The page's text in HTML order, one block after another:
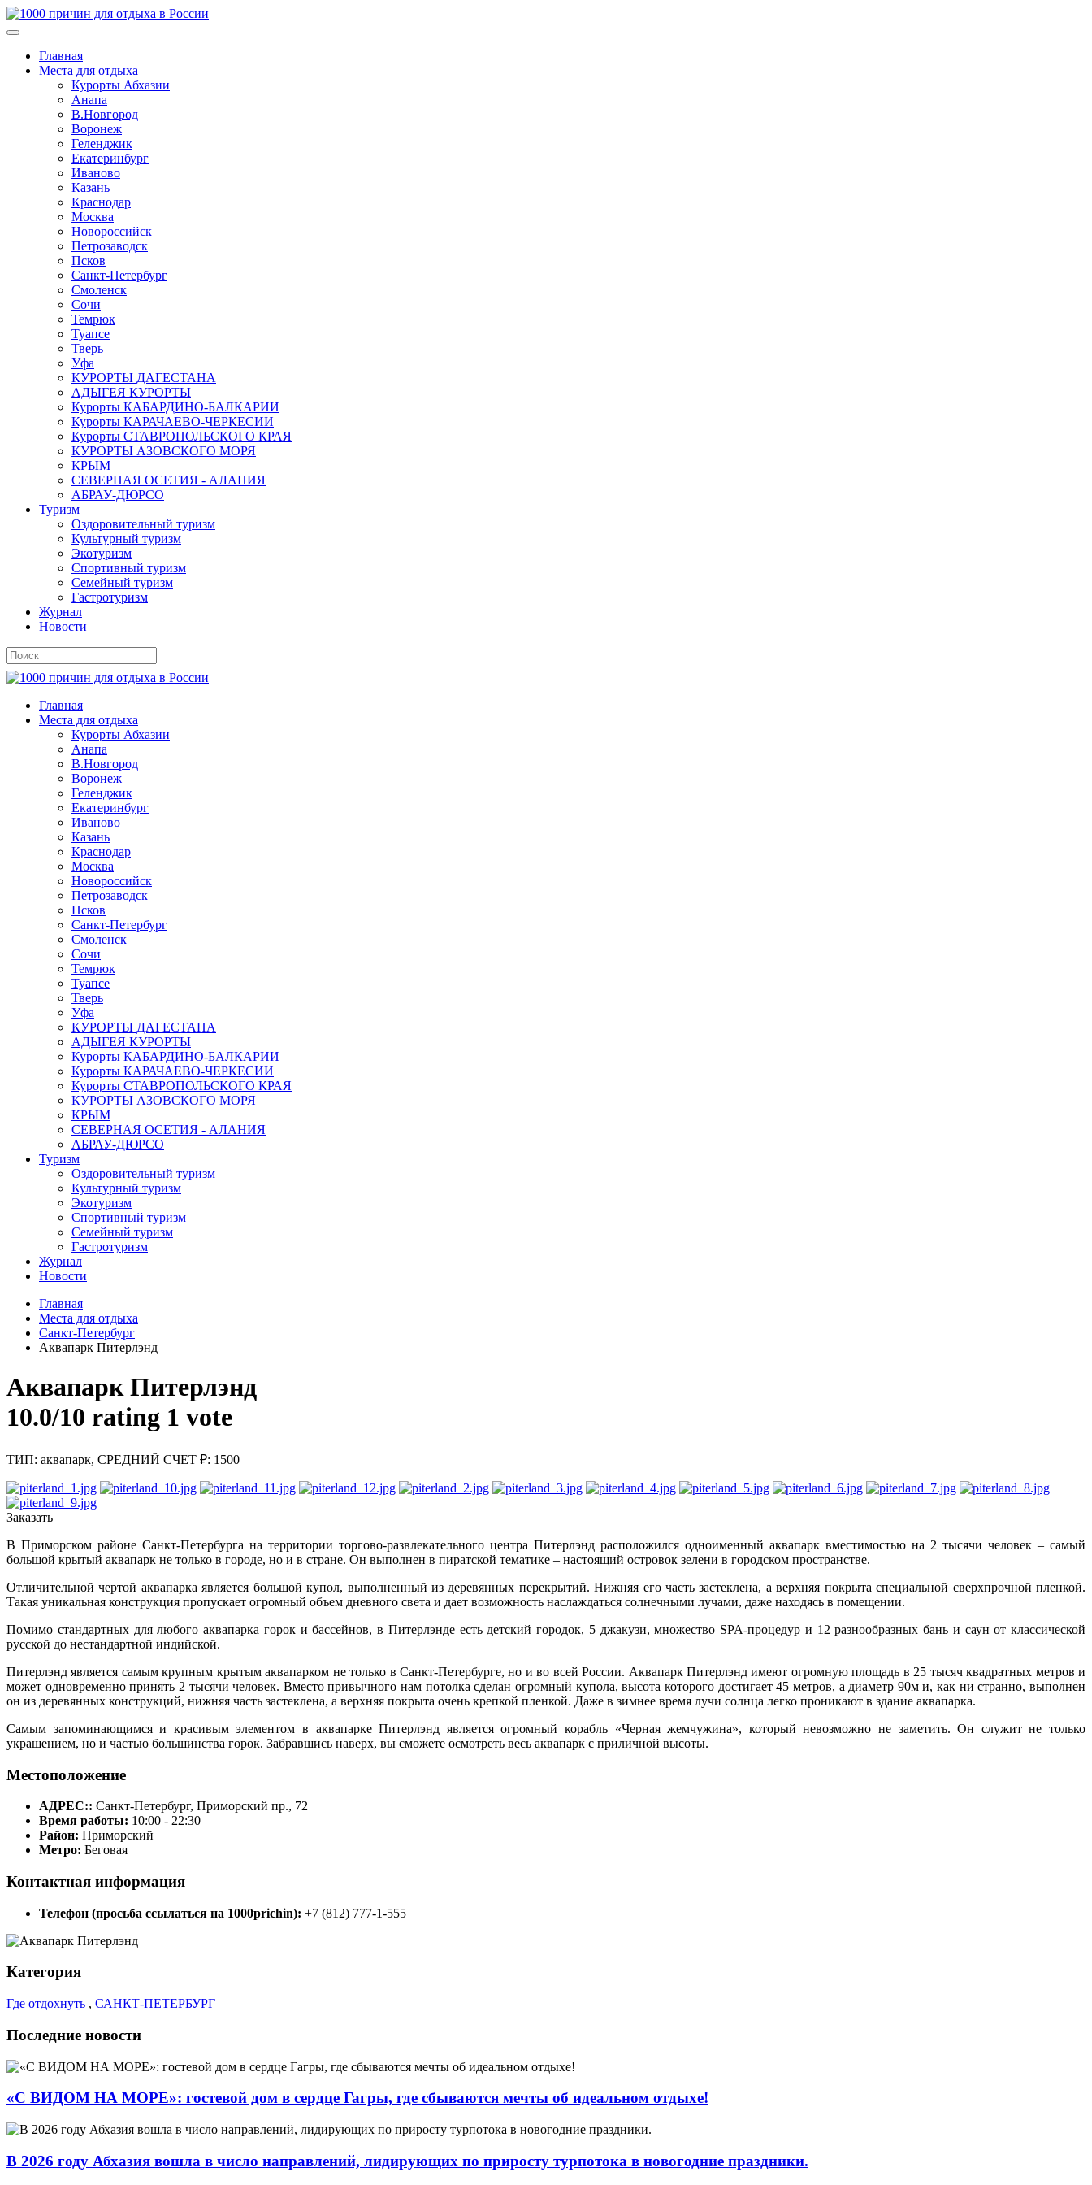
Главная
Места для отдыха
Курорты Абхазии
Анапа
В.Новгород
Воронеж
Геленджик
Екатеринбург
Иваново
Казань
Краснодар
Москва
Новороссийск
Петрозаводск
Псков
Санкт-Петербург
Смоленск
Сочи
Темрюк
Туапсе
Тверь
Уфа
КУРОРТЫ ДАГЕСТАНА
АДЫГЕЯ КУРОРТЫ
Курорты КАБАРДИНО-БАЛКАРИИ
Курорты КАРАЧАЕВО-ЧЕРКЕСИИ
Курорты СТАВРОПОЛЬСКОГО КРАЯ
КУРОРТЫ АЗОВСКОГО МОРЯ
КРЫМ
СЕВЕРНАЯ ОСЕТИЯ - АЛАНИЯ
АБРАУ-ДЮРСО
Туризм
Оздоровительный туризм
Культурный туризм
Экотуризм
Спортивный туризм
Семейный туризм
Гастротуризм
Журнал
Новости
Главная
Места для отдыха
Курорты Абхазии
Анапа
В.Новгород
Воронеж
Геленджик
Екатеринбург
Иваново
Казань
Краснодар
Москва
Новороссийск
Петрозаводск
Псков
Санкт-Петербург
Смоленск
Сочи
Темрюк
Туапсе
Тверь
Уфа
КУРОРТЫ ДАГЕСТАНА
АДЫГЕЯ КУРОРТЫ
Курорты КАБАРДИНО-БАЛКАРИИ
Курорты КАРАЧАЕВО-ЧЕРКЕСИИ
Курорты СТАВРОПОЛЬСКОГО КРАЯ
КУРОРТЫ АЗОВСКОГО МОРЯ
КРЫМ
СЕВЕРНАЯ ОСЕТИЯ - АЛАНИЯ
АБРАУ-ДЮРСО
Туризм
Оздоровительный туризм
Культурный туризм
Экотуризм
Спортивный туризм
Семейный туризм
Гастротуризм
Журнал
Новости
Главная
Места для отдыха
Санкт-Петербург
Аквапарк Питерлэнд
Аквапарк Питерлэнд
10.0/10 rating 1 vote
ТИП: аквапарк, СРЕДНИЙ СЧЕТ ₽: 1500
Заказать
В Приморском районе Санкт-Петербурга на территории торгово-развлекательного центра Питерлэнд расположился одноименный аквапарк вместимостью на 2 тысячи человек – самый
большой крытый аквапарк не только в городе, но и в стране. Он выполнен в пиратской тематике – настоящий островок зелени в городском пространстве.
Отличительной чертой аквапарка является большой купол, выполненный из деревянных перекрытий. Нижняя его часть застеклена, а верхняя покрыта специальной сверхпрочной пленкой.
Такая уникальная конструкция пропускает огромный объем дневного света и дает возможность наслаждаться солнечными лучами, даже находясь в помещении.
Помимо стандартных для любого аквапарка горок и бассейнов, в Питерлэнде есть детский городок, 5 джакузи, множество SPA-процедур и 12 разнообразных бань и саун от классической
русской до нестандартной индийской.
Питерлэнд является самым крупным крытым аквапарком не только в Санкт-Петербурге, но и во всей России. Аквапарк Питерлэнд имеют огромную площадь в 25 тысяч квадратных метров и
может одновременно принять 2 тысячи человек. Вместо привычного нам потолка сделан огромный купола, высота которого достигает 45 метров, а диаметр 90м и, как ни странно, выполнен
он из деревянных конструкций, нижняя часть застеклена, а верхняя покрыта очень крепкой пленкой. Даже в зимнее время лучи солнца легко проникают в здание аквапарка.
Самым запоминающимся и красивым элементом в аквапарке Питерлэнд является огромный корабль «Черная жемчужина», который невозможно не заметить. Он служит не только
украшением, но и частью большинства горок. Забравшись наверх, вы сможете осмотреть весь аквапарк с приличной высоты.
Местоположение
АДРЕС:: Санкт-Петербург, Приморский пр., 72
Время работы: 10:00 - 22:30
Район: Приморский
Метро: Беговая
Контактная информация
Телефон (просьба ссылаться на 1000prichin): +7 (812) 777-1-555
Категория
Где отдохнуть , САНКТ-ПЕТЕРБУРГ
Последние новости
«С ВИДОМ НА МОРЕ»: гостевой дом в сердце Гагры, где сбываются мечты об идеальном отдыхе!
В 2026 году Абхазия вошла в число направлений, лидирующих по приросту турпотока в новогодние праздники.